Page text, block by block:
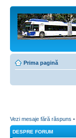
Prima pagină
Vezi mesaje fără răspuns •
DESPRE FORUM